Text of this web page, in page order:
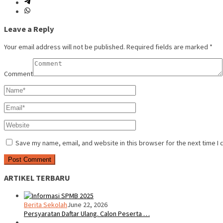
Leave a Reply
Your email address will not be published. Required fields are marked *
Comment
Save my name, email, and website in this browser for the next time I
ARTIKEL TERBARU
Berita SekolahJune 22, 2026
Persyaratan Daftar Ulang. Calon Peserta …